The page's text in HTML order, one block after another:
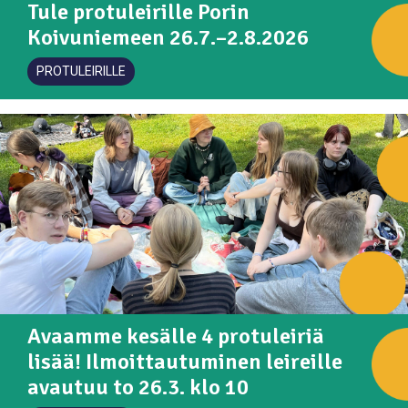
Tule protuleirille Porin
Koivuniemeen 26.7.–2.8.2026
PROTULEIRILLE
Avaamme kesälle 4 protuleiriä
lisää! Ilmoittautuminen leireille
avautuu to 26.3. klo 10